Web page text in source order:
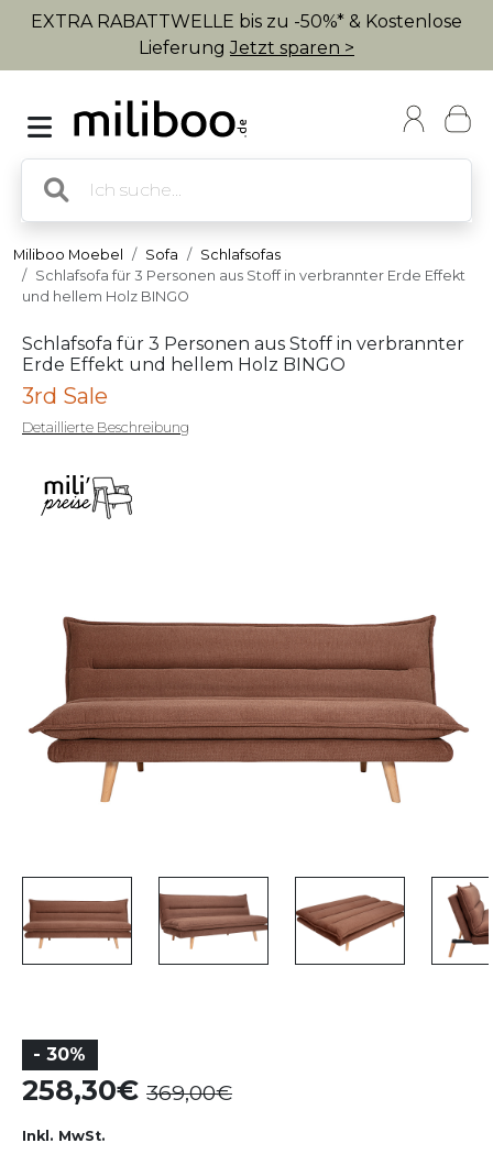
EXTRA RABATTWELLE bis zu -50%* & Kostenlose
LieferungJetzt sparen >
Miliboo Moebel Sofa
Schlafsofas
Schlafsofa für 3 Personen aus Stoff in verbrannter Erde Effekt
und hellem Holz BINGO
Schlafsofa für 3 Personen aus Stoff in verbrannter
Erde Effekt und hellem Holz BINGO
3rd Sale
Detaillierte Beschreibung
- 30%
258,30 369,00
Inkl. MwSt.